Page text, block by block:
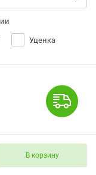
Уценка
В корзину